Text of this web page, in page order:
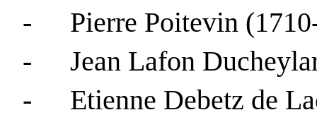
-
Pierre Poitevin
-
Jean Lafon
-
Etienne Debetz de